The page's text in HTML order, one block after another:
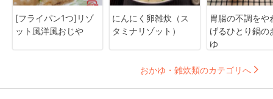
[フライパン1つ]リゾ
ット風洋風おじや
にんにく卵雑炊（ス
タミナリゾット）
胃腸の不調をや
げるひとり鍋の
ゆ
おかゆ・雑炊類のカテゴリへ